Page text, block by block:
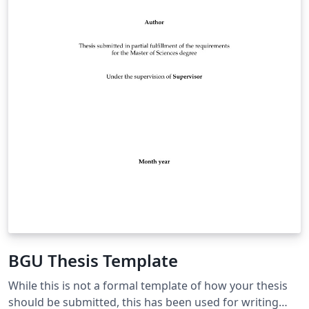
BGU Thesis Template
While this is not a formal template of how your thesis
should be submitted, this has been used for writing